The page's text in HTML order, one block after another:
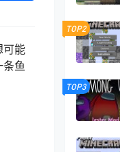
可能
条鱼
TOP2
TOP3